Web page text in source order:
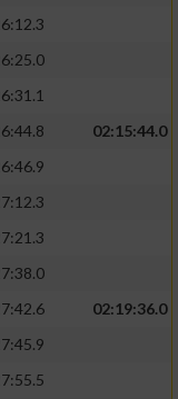
02:15:44.0
02:19:36.0